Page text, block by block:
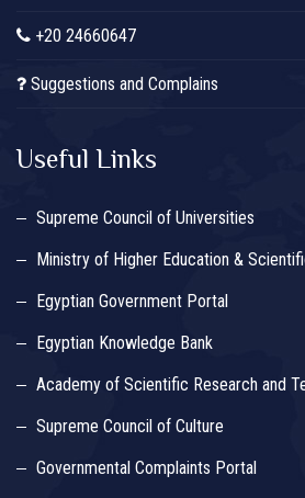
+20 24660647
Suggestions and Complains
Useful Links
Supreme Council of Universities
Ministry of Higher Education &
Egyptian Government Portal
Egyptian Knowledge Bank
Academy of Scientific Research and
Supreme Council of Culture
Governmental Complaints Portal